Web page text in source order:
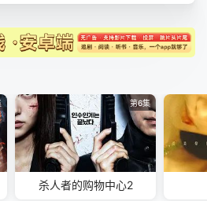
第6集
杀人者的购物中心2